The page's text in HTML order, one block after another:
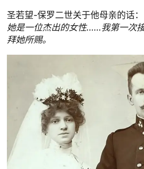
圣若望-保罗二世关于他母亲的话：
她是一位杰出的女性......我第一次
拜她所赐。